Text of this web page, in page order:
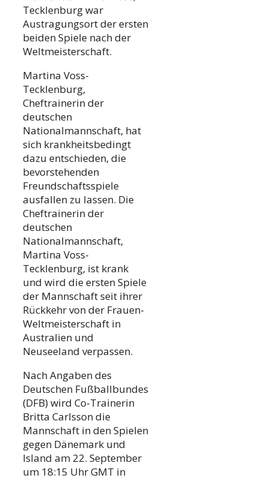
Tecklenburg war
Austragungsort der ersten
beiden Spiele nach der
Weltmeisterschaft.
Martina Voss-
Tecklenburg,
Cheftrainerin der
deutschen
Nationalmannschaft, hat
sich krankheitsbedingt
dazu entschieden, die
bevorstehenden
Freundschaftsspiele
ausfallen zu lassen. Die
Cheftrainerin der
deutschen
Nationalmannschaft,
Martina Voss-
Tecklenburg, ist krank
und wird die ersten Spiele
der Mannschaft seit ihrer
Rückkehr von der Frauen-
Weltmeisterschaft in
Australien und
Neuseeland verpassen.
Nach Angaben des
Deutschen Fußballbundes
(DFB) wird Co-Trainerin
Britta Carlsson die
Mannschaft in den Spielen
gegen Dänemark und
Island am 22. September
um 18:15 Uhr GMT in